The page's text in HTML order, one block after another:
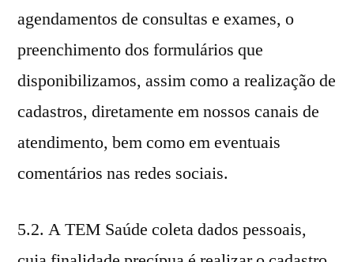
agendamentos de consultas e exames, o
preenchimento dos formulários que
disponibilizamos, assim como a realização de
cadastros, diretamente em nossos canais de
atendimento, bem como em eventuais
comentários nas redes sociais.
5.2. A TEM Saúde coleta dados pessoais,